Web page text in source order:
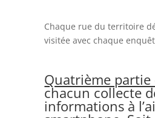
Chaque rue du territoire
visitée avec chaque
Quatrième partie
chacun collecte
informations à